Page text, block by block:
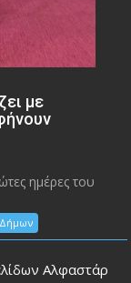
με
ημέρες του
Αλφαστάρ